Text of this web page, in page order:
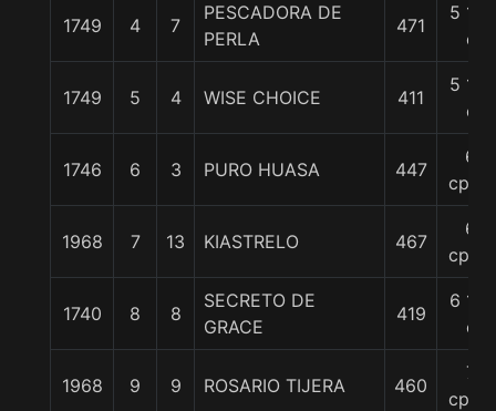
1749 4 7
PESCADORA DE
PERLA
471
5 1/4
c
1749 5 4 WISE CHOICE 411
5 1/4
c
1746 6 3 PURO HUASA 447
6
cpos.
1968 7 13 KIASTRELO 467
6
cpos.
1740 8 8
SECRETO DE
GRACE
419
6 1/2
c
1968 9 9 ROSARIO TIJERA 460
7
cpos.